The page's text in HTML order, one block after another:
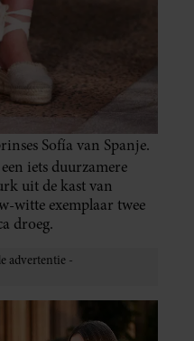
Sofía van Spanje.
iets duurzamere
uit de kast van
witte exemplaar twee
droeg.